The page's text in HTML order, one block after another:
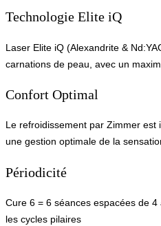
Technologie Elite iQ
Laser Elite iQ (Alexandrite &
carnations de peau, avec un
Confort Optimal
Le refroidissement par Zimmer
une gestion optimale de la
Périodicité
Cure 6 = 6 séances espacées de
les cycles pilaires